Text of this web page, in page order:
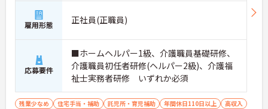
雇用形態 正社員(正職員)
応募要件
■ホームヘルパー1級、介護職員基礎研修、
介護職員初任者研修(ヘルパー2級)、介護福
祉士実務者研修 いずれか必須
残業少なめ 住宅手当・補助 託児所・育児補助 年間休日110日以上
高収入